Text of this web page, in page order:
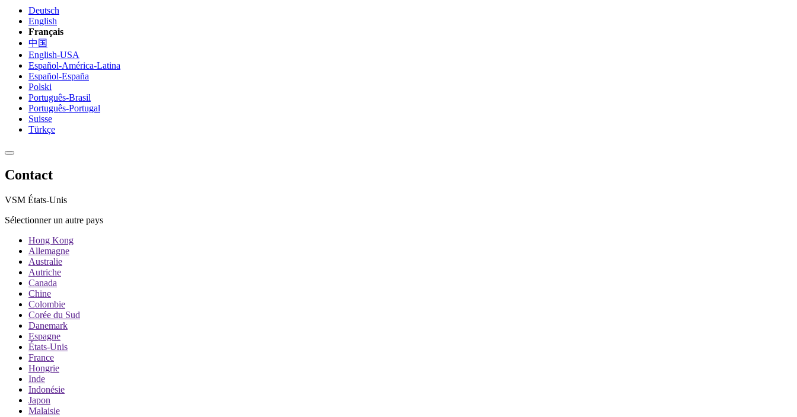
Deutsch
English
Français
中国
English-USA
Español-América-Latina
Español-España
Polski
Português-Brasil
Português-Portugal
Suisse
Türkçe
Contact
VSM États-Unis
Sélectionner un autre pays
Hong Kong
Allemagne
Australie
Autriche
Canada
Chine
Colombie
Corée du Sud
Danemark
Espagne
États-Unis
France
Hongrie
Inde
Indonésie
Japon
Malaisie